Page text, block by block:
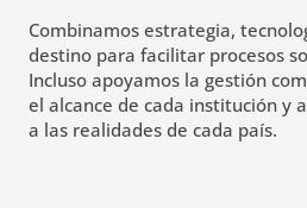
Combinamos estrategia,
destino para facilitar procesos
Incluso apoyamos la gestión
el alcance de cada institución y
a las realidades de cada país.